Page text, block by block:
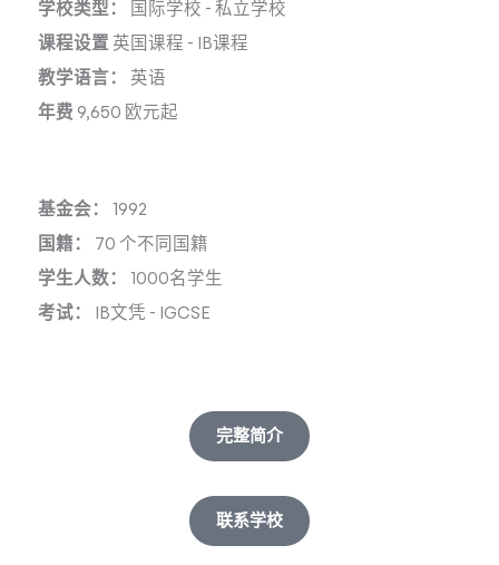
学校类型： 国际学校 - 私立学校
课程设置 英国课程 - IB课程
教学语言： 英语
年费 9,650 欧元起
基金会： 1992
国籍： 70 个不同国籍
学生人数： 1000名学生
考试： IB文凭 - IGCSE
完整简介
联系学校